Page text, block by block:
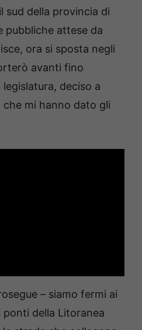
sud della provincia di
pubbliche attese da
ora si sposta negli
avanti fino
legislatura, deciso a
mi hanno dato gli
– siamo fermi ai
della Litoranea